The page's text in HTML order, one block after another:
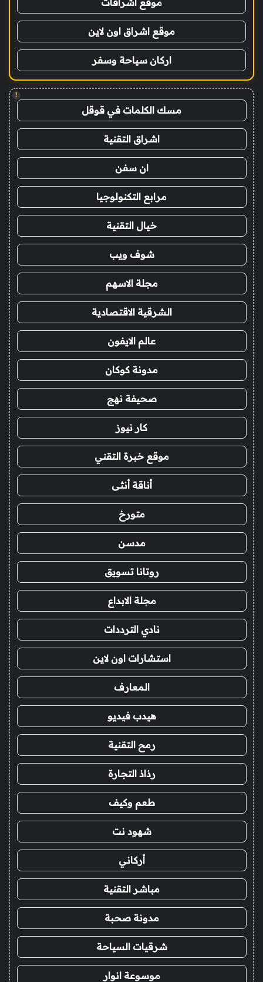
موقع اشراقات
موقع اشراق اون لاين
اركان سياحة وسفر
!
مسك الكلمات في قوقل
اشراق التقنية
ان سفن
مرابع التكنولوجيا
خيال التقنية
شوف ويب
مجلة الاسهم
الشرقية الاقتصادية
عالم الايفون
مدونة كوكان
صحيفة نهج
كار نيوز
موقع خبرة التقني
أناقة أنثى
متورخ
مدسن
روتانا تسويق
مجلة الابداع
نادي الترددات
استشارات اون لاين
المعارف
هيدب فيديو
رمح التقنية
رذاذ التجارة
طعم وكيف
شهود نت
أركاني
مباشر التقنية
مدونة صحبة
شرقيات السياحة
موسوعة انوار